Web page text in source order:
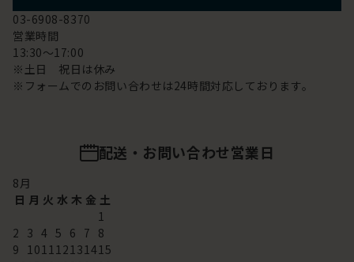
03-6908-8370
営業時間
13:30～17:00
※土日 祝日は休み
※フォームでのお問い合わせは24時間対応しております。
配送・お問い合わせ営業日
8月
日 月 火 水 木 金 土
1
2 3 4 5 6 7 8
9 101112131415